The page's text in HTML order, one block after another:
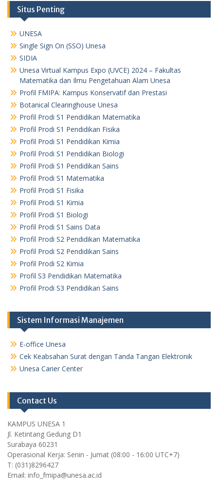
Situs Penting
UNESA
Single Sign On (SSO) Unesa
SIDIA
Unesa Virtual Kampus Expo (UVCE) 2024 – Fakultas
Matematika dan Ilmu Pengetahuan Alam Unesa
Profil FMIPA: Kampus Konservatif dan Prestasi
Botanical Clearinghouse Unesa
Profil Prodi S1 Pendidikan Matematika
Profil Prodi S1 Pendidikan Fisika
Profil Prodi S1 Pendidikan Kimia
Profil Prodi S1 Pendidikan Biologi
Profil Prodi S1 Pendidikan Sains
Profil Prodi S1 Matematika
Profil Prodi S1 Fisika
Profil Prodi S1 Kimia
Profil Prodi S1 Biologi
Profil Prodi S1 Sains Data
Profil Prodi S2 Pendidikan Matematika
Profil Prodi S2 Pendidikan Sains
Profil Prodi S2 Kimia
Profil S3 Pendidikan Matematika
Profil Prodi S3 Pendidikan Sains
Sistem Informasi Manajemen
E-office Unesa
Cek Keabsahan Surat dengan Tanda Tangan Elektronik
Unesa Carier Center
Contact Us
KAMPUS UNESA 1
Jl. Ketintang Gedung D1
Surabaya 60231
Operasional Kerja: Senin - Jumat (08:00 - 16:00 UTC+7)
T: (031)8296427
Email: info_fmipa@unesa.ac.id